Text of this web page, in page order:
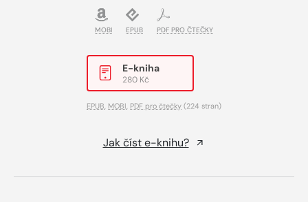
MOBI EPUB PDF PRO ČTEČKY
E-kniha
280 Kč
EPUB MOBI PDF pro čtečky (224 stran)
Jak číst e-knihu?